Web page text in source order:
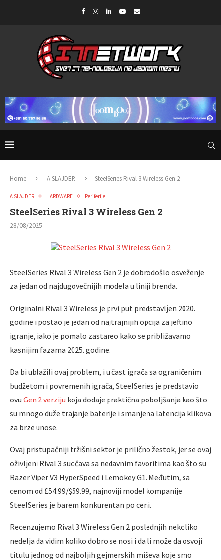
Home A SLAJDER SteelSeries Rival 3 Wireless Gen 2
A SLAJDER HARDWARE Periferije
SteelSeries Rival 3 Wireless Gen 2
28/08/2025
SteelSeries Rival 3 Wireless Gen 2 je dobrodošlo osveženje
za jedan od najdugovečnijih modela u liniji brenda.
Originalni Rival 3 Wireless je prvi put predstavlјen 2020.
godine i postao je jedan od najtrajnijih opcija za jeftino
igranje, iako je pomalo zastareo kako se približavamo
kasnijim fazama 2025. godine.
Da bi ublažili ovaj problem, i u čast igrača sa ograničenim
budžetom i povremenih igrača, SteelSeries je predstavio
ovu Gen 2 verziju koja dodaje praktična pobolјšanja kao što
su mnogo duže trajanje baterije i smanjena latencija klikova
za brze unose.
Ovaj pristupačniji tržišni sektor je prilično žestok, jer se ovaj
oživlјeni Rival 3 suočava sa nedavnim favoritima kao što su
Razer Viper V3 HyperSpeed i Lemokey G1. Međutim, sa
cenom od £54.99/$59.99, najnoviji model kompanije
SteelSeries je barem konkurentan po ceni.
Recenzujemo Rival 3 Wireless Gen 2 poslednjih nekoliko
nedelјa da vidim koliko dobro se nosi i da li može da osvoji
titulu jednog od najbolјih gejmerskih miševa koje smo